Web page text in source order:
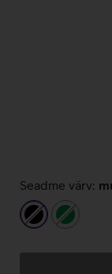
Seadme värv:
mustroheline